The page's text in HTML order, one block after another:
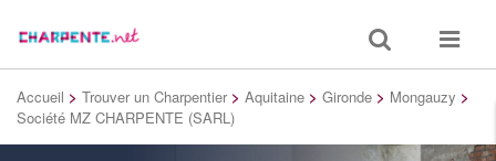
Toggle
search
Toggle
Accueil > Trouver un Charpentier > Aquitaine > Gironde > Mongauzy >
Société MZ CHARPENTE (SARL)